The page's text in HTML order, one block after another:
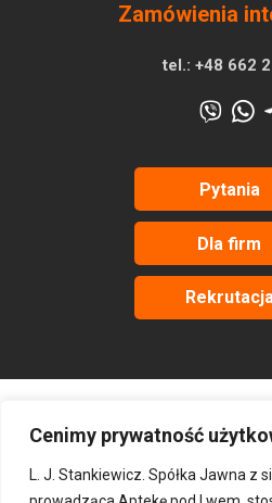
Cenimy prywatność
L. J. Stankiewicz. Spółka Jawna z
Zamówienia
tel.: +48 662
Pytania
Dla firm
‹